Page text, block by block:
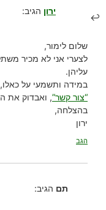
ירון הגיב:
שלום לימור,
לצערי אני לא מכיר
עליהן.
במידה ותשמעי על
“צור קשר”, ואבדוק את
בהצלחה,
ירון
הגב
תם הגיב: